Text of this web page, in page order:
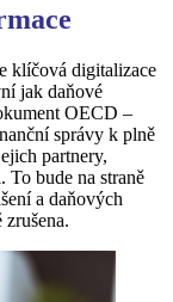
klíčová digitalizace
jak daňové
OECD –
správy k plně
partnery,
To bude na straně
a daňových